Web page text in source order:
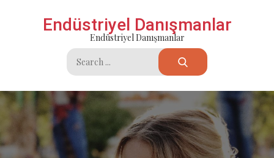
Endüstriyel Danışmanlar
Endüstriyel Danışmanlar
Search
for: